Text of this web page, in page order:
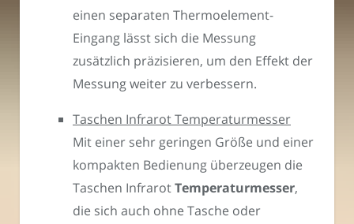
einen separaten Thermoelement-
Eingang lässt sich die Messung
zusätzlich präzisieren, um den Effekt der
Messung weiter zu verbessern.
Taschen Infrarot Temperaturmesser
Mit einer sehr geringen Größe und einer
kompakten Bedienung überzeugen die
Taschen InfrarotTemperaturmesser,
die sich auch ohne Tasche oder